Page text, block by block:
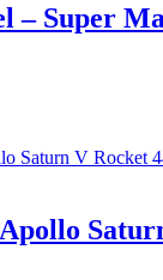
– Super
Apollo